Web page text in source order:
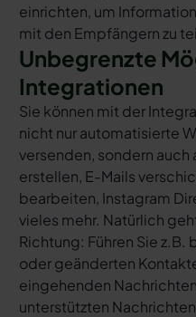
einrichten, um
mit den Empfängern zu
Unbegrenzte
Integrationen
Sie können mit der
nicht nur automatisierte
versenden, sondern
erstellen, E-Mails
bearbeiten, Instagram
vieles mehr. Natürlich
Richtung: Führen Sie
oder geänderten
eingehenden
unterstützten